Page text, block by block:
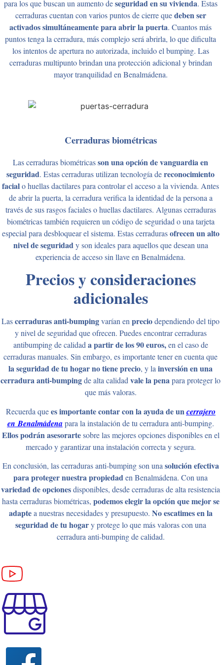
para los que buscan un aumento deseguridad en su vivienda. Estas
cerraduras cuentan con varios puntos de cierre quedeben ser
activados simultáneamente para abrir la puerta. Cuantos más
puntos tenga la cerradura, más complejo será abrirla, lo que dificulta
los intentos de apertura no autorizada, incluido el bumping. Las
cerraduras multipunto brindan una protección adicional y brindan
mayor tranquilidad en Benalmádena.
Cerraduras biométricas
Las cerraduras biométricasson una opción de vanguardia en
seguridad. Estas cerraduras utilizan tecnología dereconocimiento
facialo huellas dactilares para controlar el acceso a la vivienda. Antes
de abrir la puerta, la cerradura verifica la identidad de la persona a
través de sus rasgos faciales o huellas dactilares. Algunas cerraduras
biométricas también requieren un código de seguridad o una tarjeta
especial para desbloquear el sistema. Estas cerradurasofrecen un alto
nivel de seguridad y son ideales para aquellos que desean una
experiencia de acceso sin llave en Benalmádena.
Precios y consideraciones
adicionales
Lascerraduras anti-bumpingvarían enpreciodependiendo del tipo
y nivel de seguridad que ofrecen. Puedes encontrar cerraduras
antibumping de calidada partir de los 90 euros,en el caso de
cerraduras manuales. Sin embargo, es importante tener en cuenta que
la seguridad de tu hogar no tiene precio, y lainversión en una
cerradura anti-bumpingde alta calidadvale la penapara proteger lo
que más valoras.
Recuerda quees importante contar con la ayuda de uncerrajero
en Benalmádenapara la instalación de tu cerradura anti-bumping.
Ellos podrán asesorartesobre las mejores opciones disponibles en el
mercado y garantizar una instalación correcta y segura.
En conclusión, las cerraduras anti-bumping son unasolución efectiva
para proteger nuestra propiedaden Benalmádena. Con una
variedad de opcionesdisponibles, desde cerraduras de alta resistencia
hasta cerraduras biométricas, podemos elegir la opción que mejor se
adaptea nuestras necesidades y presupuesto. No escatimes en la
seguridad de tu hogary protege lo que más valoras con una
cerradura anti-bumping de calidad.